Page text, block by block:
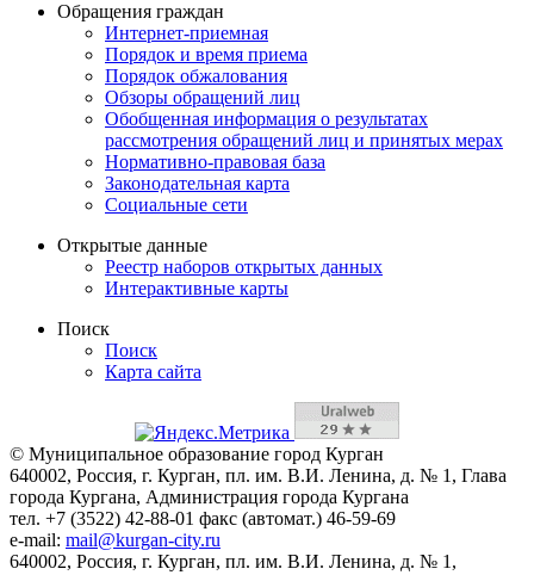
Обращения граждан
Интернет-приемная
Порядок и время приема
Порядок обжалования
Обзоры обращений лиц
Обобщенная информация о результатах
рассмотрения обращений лиц и принятых мерах
Нормативно-правовая база
Законодательная карта
Социальные сети
Открытые данные
Реестр наборов открытых данных
Интерактивные карты
Поиск
Поиск
Карта сайта
© Муниципальное образование город Курган
640002, Россия, г. Курган, пл. им. В.И. Ленина, д. № 1, Глава
города Кургана, Администрация города Кургана
тел. +7 (3522) 42-88-01 факс (автомат.) 46-59-69
e-mail: mail@kurgan-city.ru
640002, Россия, г. Курган, пл. им. В.И. Ленина, д. № 1,